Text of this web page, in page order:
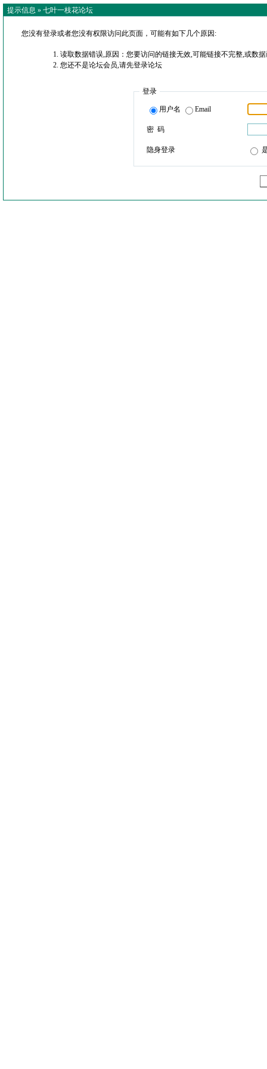
提示信息 » 七叶一枝花论坛
您没有登录或者您没有权限访问此页面，可能有如下几个原因:
读取数据错误,原因：您要访问的链接无效,可能链接不完整,或数
您还不是论坛会员,请先登录论坛
登录
用户名 Email
密 码
隐身登录